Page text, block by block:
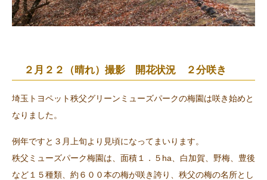
２月２２（晴れ）撮影 開花状況 ２分咲き
埼玉トヨペット秩父グリーンミューズパークの梅園は咲き始めと
なりました。
例年ですと３月上旬より見頃になってまいります。
秩父ミューズパーク梅園は、面積１．５ha、白加賀、野梅、豊後
など１５種類、約６００本の梅が咲き誇り、秩父の梅の名所とし